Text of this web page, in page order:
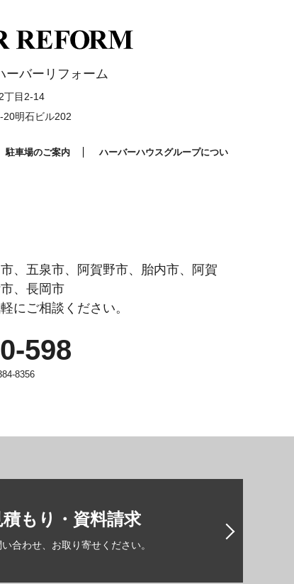
ーバーリフォーム
丁目2-14
20明石ビル202
駐車場のご案内 ハーバーハウスグループについ
、五泉市、阿賀野市、胎内市、阿賀
、長岡市
にご相談ください。
598
8356
もり・資料請求
合わせ、お取り寄せください。